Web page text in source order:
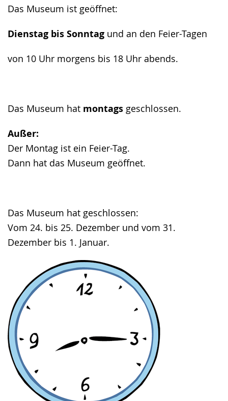
angezeigt.
Das Museum ist geöffnet:
Dienstag bis Sonntag und an den Feier-Tagen
von 10 Uhr morgens bis 18 Uhr abends.
Das Museum hat montags geschlossen.
Außer:
Der Montag ist ein Feier-Tag.
Dann hat das Museum geöffnet.
Das Museum hat geschlossen:
Vom 24. bis 25. Dezember und vom 31.
Dezember bis 1. Januar.